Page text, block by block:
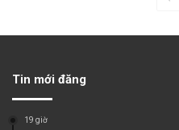
Tin mới đăng
19 giờ